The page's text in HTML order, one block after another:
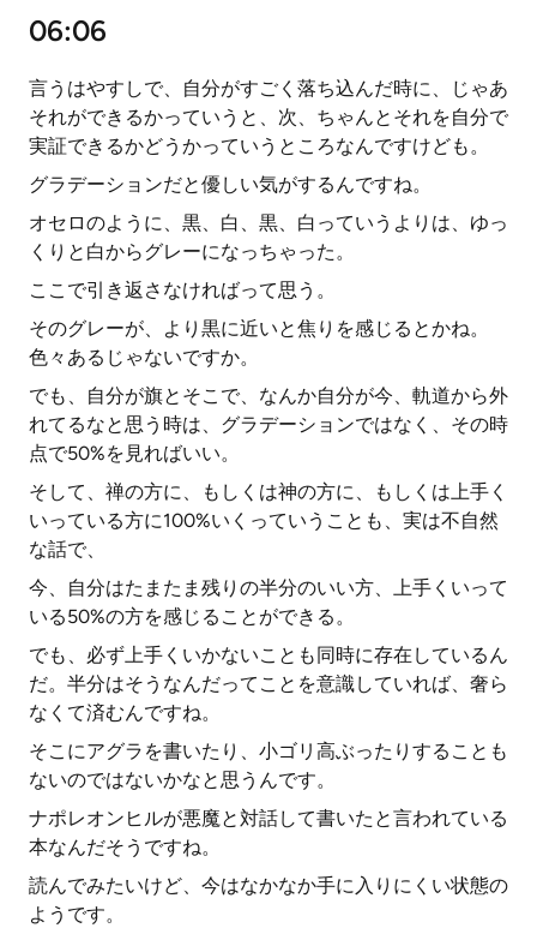
06:06
言うはやすしで、自分がすごく落ち込んだ時に、じゃあ
それができるかっていうと、次、ちゃんとそれを自分で
実証できるかどうかっていうところなんですけども。
グラデーションだと優しい気がするんですね。
オセロのように、黒、白、黒、白っていうよりは、ゆっ
くりと白からグレーになっちゃった。
ここで引き返さなければって思う。
そのグレーが、より黒に近いと焦りを感じるとかね。
色々あるじゃないですか。
でも、自分が旗とそこで、なんか自分が今、軌道から外
れてるなと思う時は、グラデーションではなく、その時
点で50%を見ればいい。
そして、禅の方に、もしくは神の方に、もしくは上手く
いっている方に100%いくっていうことも、実は不自然
な話で、
今、自分はたまたま残りの半分のいい方、上手くいって
いる50%の方を感じることができる。
でも、必ず上手くいかないことも同時に存在しているん
だ。半分はそうなんだってことを意識していれば、奢ら
なくて済むんですね。
そこにアグラを書いたり、小ゴリ高ぶったりすることも
ないのではないかなと思うんです。
ナポレオンヒルが悪魔と対話して書いたと言われている
本なんだそうですね。
読んでみたいけど、今はなかなか手に入りにくい状態の
ようです。